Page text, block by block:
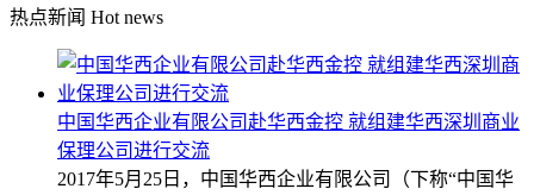
热点新闻 Hot news
中国华西企业有限公司赴华西金控 就组建华西深圳商业
保理公司进行交流
2017年5月25日，中国华西企业有限公司（下称“中国华